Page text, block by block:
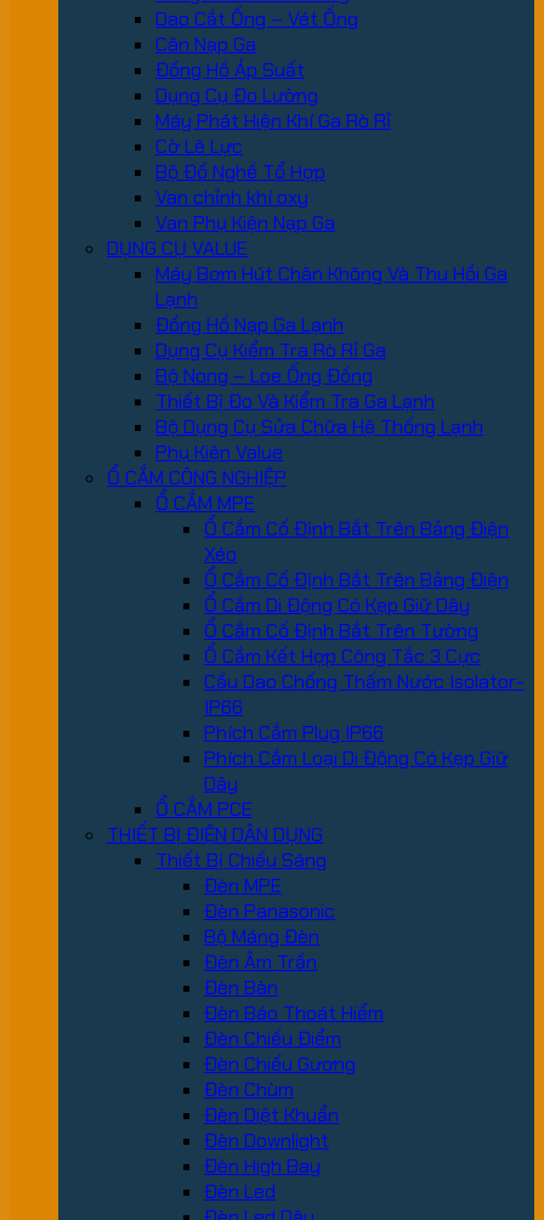
Dao Cắt Ống – Vét Ống
Cân Nạp Ga
Đồng Hồ Áp Suất
Dụng Cụ Đo Lường
Máy Phát Hiện Khí Ga Rò Rỉ
Cờ Lê Lực
Bộ Đồ Nghề Tổ Hợp
Van chỉnh khí oxy
Van Phụ Kiện Nạp Ga
DỤNG CỤ VALUE
Máy Bơm Hút Chân Không Và Thu Hồi Ga
Lạnh
Đồng Hồ Nạp Ga Lạnh
Dụng Cụ Kiểm Tra Rò Rỉ Ga
Bộ Nong – Loe Ống Đồng
Thiết Bị Đo Và Kiểm Tra Ga Lạnh
Bộ Dụng Cụ Sửa Chữa Hệ Thống Lạnh
Phụ Kiện Value
Ổ CẮM CÔNG NGHIỆP
Ổ CẮM MPE
Ổ Cắm Cố Định Bắt Trên Bảng Điện
Xéo
Ổ Cắm Cố Định Bắt Trên Bảng Điện
Ổ Cắm Di Động Có Kẹp Giữ Dây
Ổ Cắm Cố Định Bắt Trên Tường
Ổ Cắm Kết Hợp Công Tắc 3 Cực
Cầu Dao Chống Thấm Nước Isolator-
IP66
Phích Cắm Plug IP66
Phích Cắm Loại Di Động Có Kẹp Giữ
Dây
Ổ CẮM PCE
THIẾT BỊ ĐIỆN DÂN DỤNG
Thiết Bị Chiếu Sáng
Đèn MPE
Đèn Panasonic
Bộ Máng Đèn
Đèn Âm Trần
Đèn Bàn
Đèn Báo Thoát Hiểm
Đèn Chiếu Điểm
Đèn Chiếu Gương
Đèn Chùm
Đèn Diệt Khuẩn
Đèn Downlight
Đèn High Bay
Đèn Led